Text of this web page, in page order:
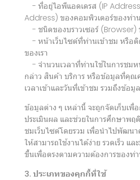
- ที่อยู่ไอพีแอดเดรส (IP
Address) ของคอมพิวเตอร์ของท่าน
- ชนิดของบราวเซอร์ (Browser)
- หน้าเว็บไซต์ที่ท่านเข้าชม หรือติ
ของเรา
- จำนวนเวลาที่ท่านใช้ในการชมห
กล่าว สินค้า บริการ หรือข้อมูลที่คุณ
เวลาเข้าและวันที่เข้าชม รวมถึงข้อ
ข้อมูลต่าง ๆ เหล่านี้ จะถูกจัดเก็บเพื่อ
ประเมินผล และช่วยในการศึกษาพฤ
ชมเว็บไซต์โดยรวม เพื่อนำไปพัฒน
ให้สามารถใช้งานได้ง่าย รวดเร็ว แ
ขึ้นเพื่อตรงตามความต้องการของท่
3. ประเภทของคุกกี้ที่ใช้